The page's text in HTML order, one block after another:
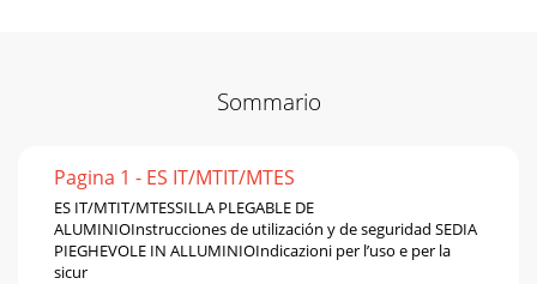
Sommario
Pagina 1 - ES IT/MTIT/MTES
ES IT/MTIT/MTESSILLA PLEGABLE DE
ALUMINIOInstrucciones de utilización y de seguridad SEDIA
PIEGHEVOLE IN ALLUMINIOIndicazioni per l’uso e per la
sicur